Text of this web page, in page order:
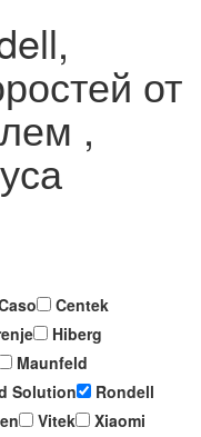
от
,
Centek
Hiberg
Maunfeld
Solution
Rondell
Vitek
Xiaomi